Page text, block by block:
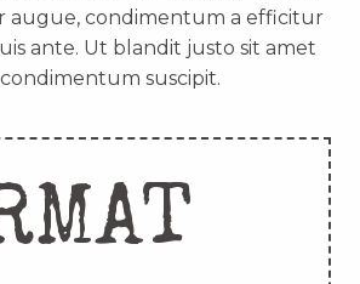
augue, condimentum a efficitur
ante. Ut blandit justo sit amet
suscipit.